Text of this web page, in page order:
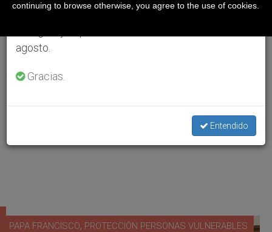
PAPA FRANCISCO, PROTECCIÓN PERSONAS VULNERABLES
agosto.
Gracias.
Entendido
continuing to browse otherwise, you agree to the use of cookies.